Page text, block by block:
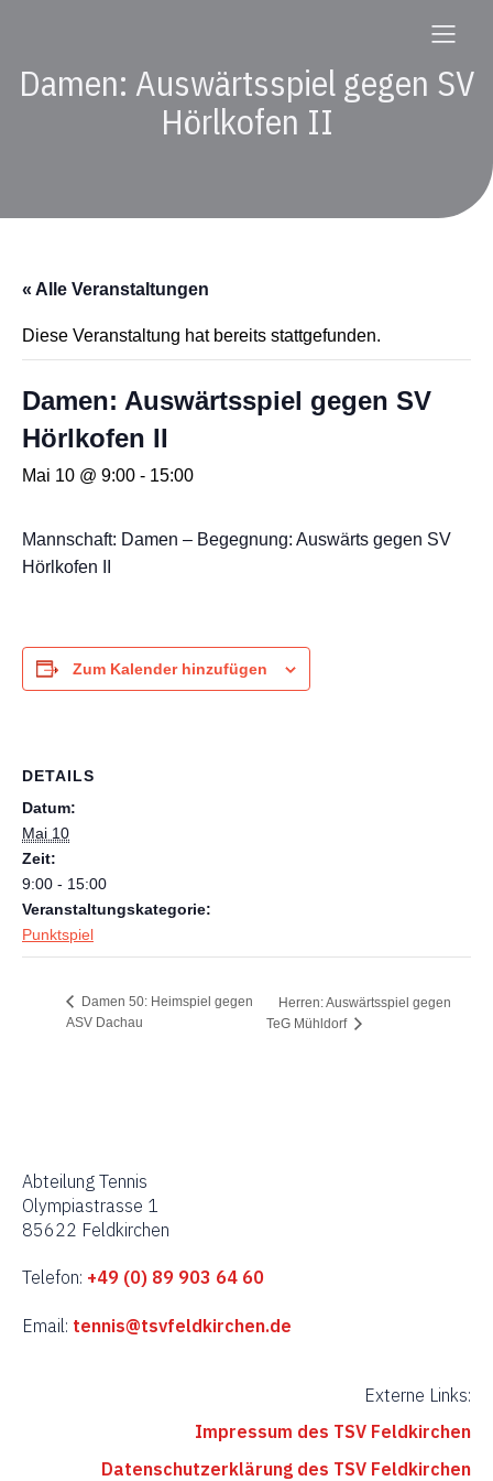
Damen: Auswärtsspiel gegen SV
Hörlkofen II
« Alle Veranstaltungen
Diese Veranstaltung hat bereits stattgefunden.
Damen: Auswärtsspiel gegen SV
Hörlkofen II
Mai 10 @ 9:00 - 15:00
Mannschaft: Damen – Begegnung: Auswärts gegen SV
Hörlkofen II
Zum Kalender hinzufügen
DETAILS
Datum:
Mai 10
Zeit:
9:00 - 15:00
Veranstaltungskategorie:
Punktspiel
Damen 50: Heimspiel gegen
ASV Dachau
Herren: Auswärtsspiel gegen
TeG Mühldorf
Abteilung Tennis
Olympiastrasse 1
85622 Feldkirchen
Telefon: +49 (0) 89 903 64 60
Email: tennis@tsvfeldkirchen.de
Externe Links:
Impressum des TSV Feldkirchen
Datenschutzerklärung des TSV Feldkirchen